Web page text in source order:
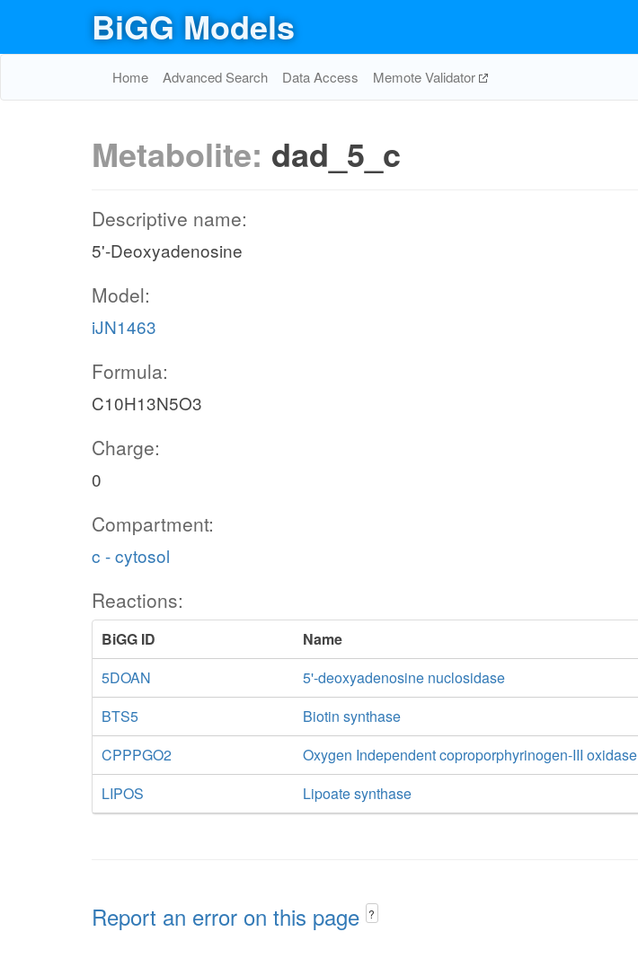
BiGG Models
Home Advanced Search Data Access Memote Validator
Metabolite: dad_5_c
Descriptive name:
5'-Deoxyadenosine
Model:
iJN1463
Formula:
C10H13N5O3
Charge:
0
Compartment:
c - cytosol
Reactions:
BiGG ID
Name
5DOAN
5'-deoxyadenosine nuclosidase
BTS5
Biotin synthase
CPPPGO2
Oxygen Independent coproporphyrinogen-III oxidase
LIPOS
Lipoate synthase
Report an error on this page ?